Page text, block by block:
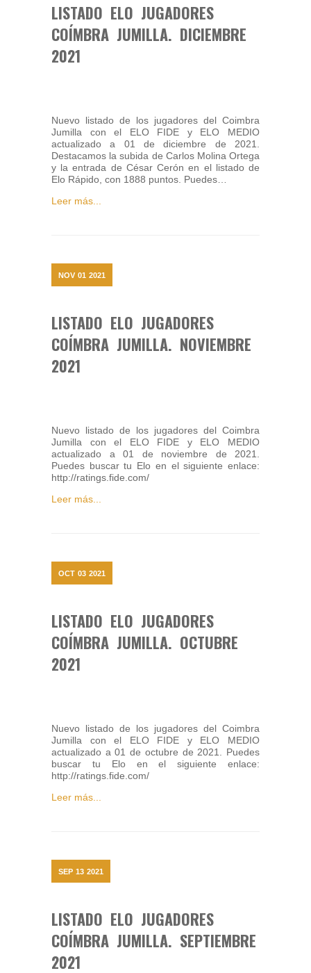
LISTADO ELO JUGADORES
COÍMBRA JUMILLA. DICIEMBRE
2021
Nuevo listado de los jugadores del Coimbra
Jumilla con el ELO FIDE y ELO MEDIO
actualizado a 01 de diciembre de 2021.
Destacamos la subida de Carlos Molina Ortega
y la entrada de César Cerón en el listado de
Elo Rápido, con 1888 puntos. Puedes…
Leer más...
NOV 01 2021
LISTADO ELO JUGADORES
COÍMBRA JUMILLA. NOVIEMBRE
2021
Nuevo listado de los jugadores del Coimbra
Jumilla con el ELO FIDE y ELO MEDIO
actualizado a 01 de noviembre de 2021.
Puedes buscar tu Elo en el siguiente enlace:
http://ratings.fide.com/
Leer más...
OCT 03 2021
LISTADO ELO JUGADORES
COÍMBRA JUMILLA. OCTUBRE
2021
Nuevo listado de los jugadores del Coimbra
Jumilla con el ELO FIDE y ELO MEDIO
actualizado a 01 de octubre de 2021. Puedes
buscar tu Elo en el siguiente enlace:
http://ratings.fide.com/
Leer más...
SEP 13 2021
LISTADO ELO JUGADORES
COÍMBRA JUMILLA. SEPTIEMBRE
2021